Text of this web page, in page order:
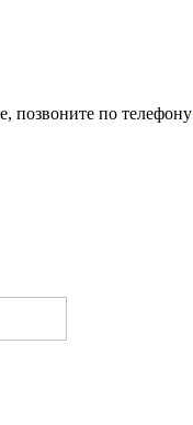
позвоните по телефону